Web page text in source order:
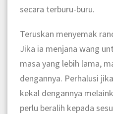
secara terburu-buru.
Teruskan menyemak
Jika ia menjana wang
masa yang lebih lama,
dengannya. Perhalusi
kekal dengannya
perlu beralih kepada